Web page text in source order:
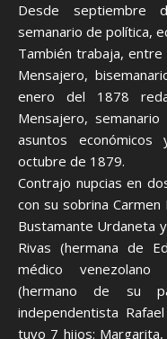
Desde septiembre
semanario de política,
También trabaja,
Mensajero,
enero del 1878
Mensajero,
asuntos económicos
octubre de 1879.
Contrajo nupcias en
con su sobrina
Bustamante Urdaneta
Rivas (hermana de
médico venezolano
(hermano de su
independentista
tuvo 7 hijos: